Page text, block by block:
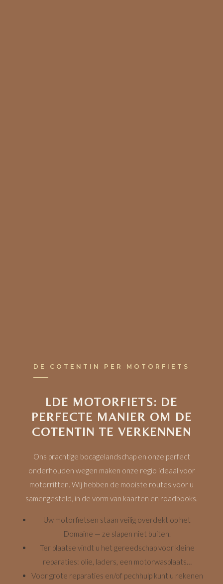
DE COTENTIN PER MOTORFIETS
LDE MOTORFIETS: DE
PERFECTE MANIER OM DE
COTENTIN TE VERKENNEN
Ons prachtige bocagelandschap en onze perfect
onderhouden wegen maken onze regio ideaal voor
motorritten. Wij hebben de mooiste routes voor u
samengesteld, in de vorm van kaarten en roadbooks.
Uw motorfietsen staan veilig overdekt op het
Domaine — ze slapen niet buiten.
Ter plaatse vindt u het gereedschap voor kleine
reparaties: olie, laders, een motorwasplaats…
Voor grote reparaties en/of pechhulp kunt u rekenen